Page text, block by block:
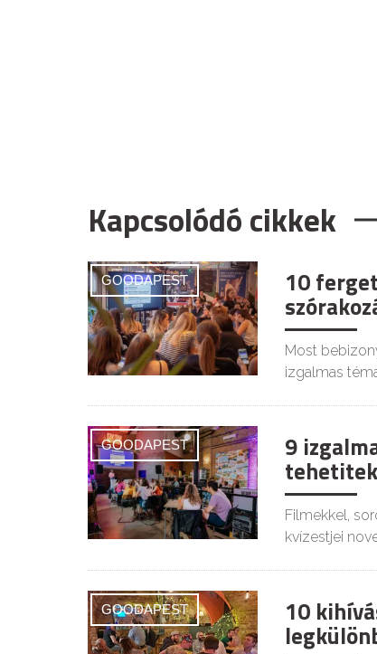
Kapcsolódó cikkek
GOODAPEST 10
Most
izgalmas
GOODAPEST 9
Filmekkel,
kvízestjei
GOODAPEST 10